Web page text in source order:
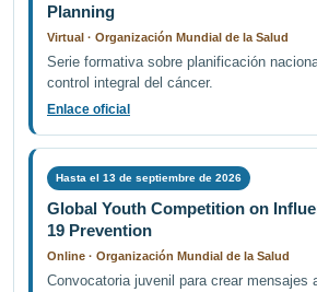
Planning
Virtual · Organización Mundial de la Salud
Serie formativa sobre planificación
control integral del cáncer.
Enlace oficial
Hasta el 13 de septiembre de 2026
Global Youth Competition on
19 Prevention
Online · Organización Mundial de la Salud
Convocatoria juvenil para crear mensajes